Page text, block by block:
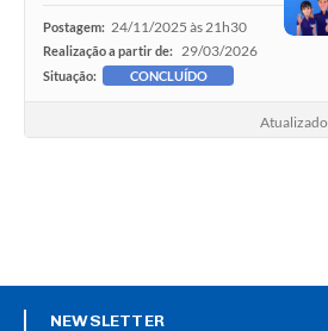
Postagem: 24/11/2025 às 21h30
Realização a partir de: 29/03/2026
Situação: CONCLUÍDO
NEWSLETTER